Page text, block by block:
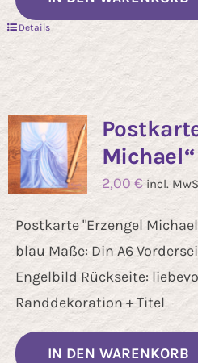
Details
Michael“
2,00 € incl.
Postkarte "Erzengel
blau Maße: Din A6
Engelbild Rückseite:
Randdekoration + Titel
IN DEN WARENKORB